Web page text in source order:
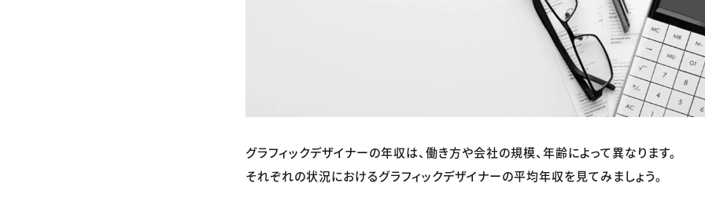
グラフィックデザイナーの年収は、働き方や会社の規模、年齢によって異なります。
それぞれの状況におけるグラフィックデザイナーの平均年収を見てみましょう。